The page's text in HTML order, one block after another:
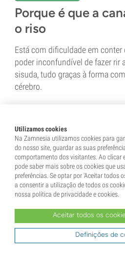
Porque é que a
o riso
Está com dificuldade em conter
poder inconfundível de fazer rir
sisuda, tudo graças à forma
cérebro.
23 Março 2018
As 10 melhores
Utilizamos cookies
Na Zamnesia utilizamos cookies para
do nosso site, guardar as suas
comportamento dos visitantes. Ao clicar
pode saber mais sobre os cookies que
preferências. Se optar por 'Aceitar todos
a consentir a utilização de todos os
nossa política de privacidade e cookies.
Aceitar todos os
Definições de